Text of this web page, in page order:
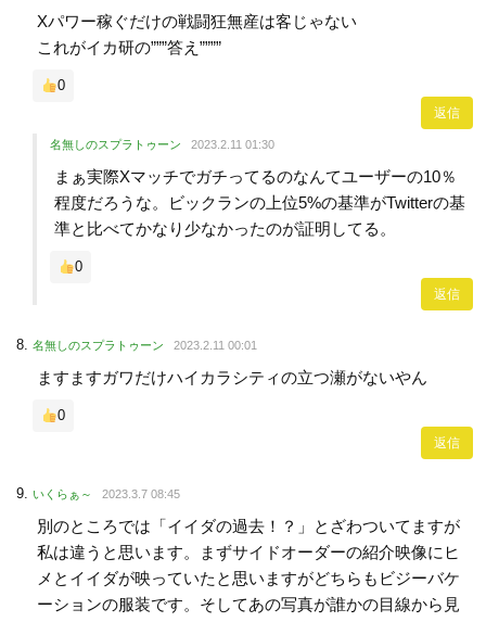
Xパワー稼ぐだけの戦闘狂無産は客じゃない
これがイカ研の”””答え””””
0
返信
名無しのスプラトゥーン 2023.2.11 01:30
まぁ実際Xマッチでガチってるのなんてユーザーの10％
程度だろうな。ビックランの上位5%の基準がTwitterの基
準と比べてかなり少なかったのが証明してる。
0
返信
名無しのスプラトゥーン 2023.2.11 00:01
ますますガワだけハイカラシティの立つ瀬がないやん
0
返信
いくらぁ～ 2023.3.7 08:45
別のところでは「イイダの過去！？」とざわついてますが
私は違うと思います。まずサイドオーダーの紹介映像にヒ
メとイイダが映っていたと思いますがどちらもビジーバケ
ーションの服装です。そしてあの写真が誰かの目線から見